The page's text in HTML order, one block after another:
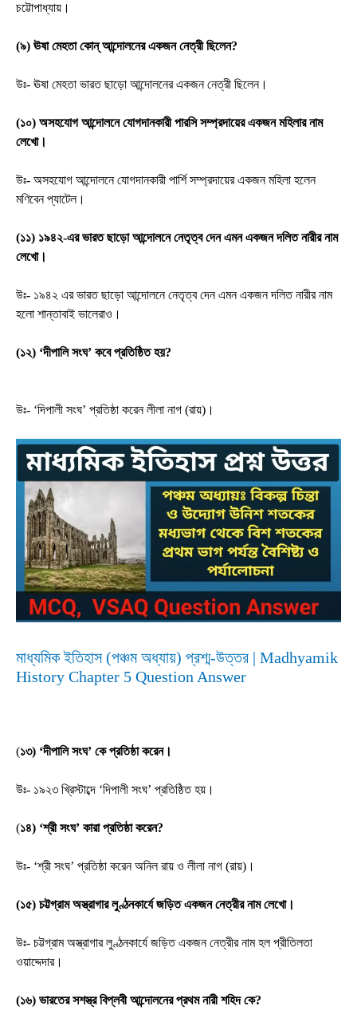
চট্টোপাধ্যায়।
(৯) ঊষা মেহতা কোন্ আন্দোলনের একজন নেত্রী ছিলেন?
উঃ- ঊষা মেহতা ভারত ছাড়ো আন্দোলনের একজন নেত্রী ছিলেন।
(১০) অসহযোগ আন্দোলনে যোগদানকারী পারসি সম্প্রদায়ের একজন মহিলার নাম
লেখো।
উঃ- অসহযোগ আন্দোলনে যোগদানকারী পার্শি সম্প্রদায়ের একজন মহিলা হলেন
মণিবেন প্যাটেল।
(১১) ১৯৪২-এর ভারত ছাড়ো আন্দোলনে নেতৃত্ব দেন এমন একজন দলিত নারীর নাম
লেখো।
উঃ- ১৯৪২ এর ভারত ছাড়ো আন্দোলনে নেতৃত্ব দেন এমন একজন দলিত নারীর নাম
হলো শান্তাবাই ভালেরাও।
(১২) ‘দীপালি সংঘ’ কবে প্রতিষ্ঠিত হয়?
উঃ- ‘দিপালী সংঘ’ প্রতিষ্ঠা করেন লীলা নাগ (রায়)।
মাধ্যমিক ইতিহাস (পঞ্চম অধ্যায়) প্রশ্ম-উত্তর | Madhyamik
History Chapter 5 Question Answer
(১৩) ‘দীপালি সংঘ’ কে প্রতিষ্ঠা করেন।
উঃ- ১৯২৩ খ্রিস্টাব্দে ‘দিপালী সংঘ’ প্রতিষ্ঠিত হয়।
(১৪) ‘শ্রী সংঘ’ কারা প্রতিষ্ঠা করেন?
উঃ- ‘শ্রী সংঘ’ প্রতিষ্ঠা করেন অনিল রায় ও লীলা নাগ (রায়)।
(১৫) চট্টগ্রাম অস্ত্রাগার লুণ্ঠনকার্যে জড়িত একজন নেত্রীর নাম লেখো।
উঃ- চট্টগ্রাম অস্ত্রাগার লুণ্ঠনকার্যে জড়িত একজন নেত্রীর নাম হল প্রীতিলতা
ওয়াদ্দেদার।
(১৬) ভারতের সশস্ত্র বিপ্লবী আন্দোলনের প্রথম নারী শহিদ কে?